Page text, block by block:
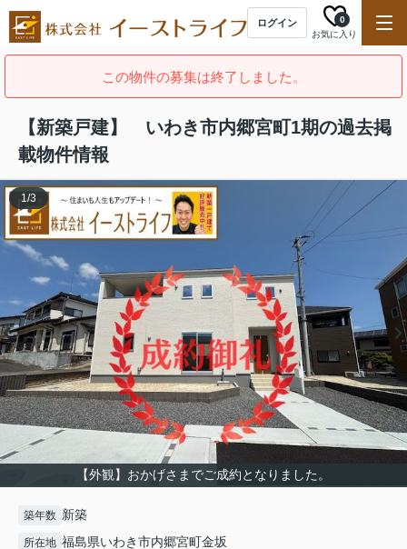
ログイン
お気に入り
0
この物件の募集は終了しました。
【新築戸建】 いわき市内郷宮町1期の過去掲
載物件情報
【外観】おかげさまでご成約となりました。
1/3
築年数 新築
所在地 福島県いわき市内郷宮町金坂